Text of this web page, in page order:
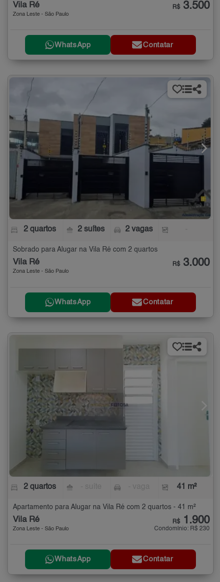
Vila Ré
Zona Leste - São Paulo
R$ 3.500
WhatsApp Contatar
2 quartos 2 suítes 2 vagas
Sobrado para Alugar na Vila Ré com 2 quartos
Vila Ré
Zona Leste - São Paulo
R$ 3.000
WhatsApp Contatar
2 quartos 41 m²
Apartamento para Alugar na Vila Ré com 2 quartos - 41 m²
Vila Ré
Zona Leste - São Paulo
R$ 1.900
Condomínio: R$ 230
WhatsApp Contatar